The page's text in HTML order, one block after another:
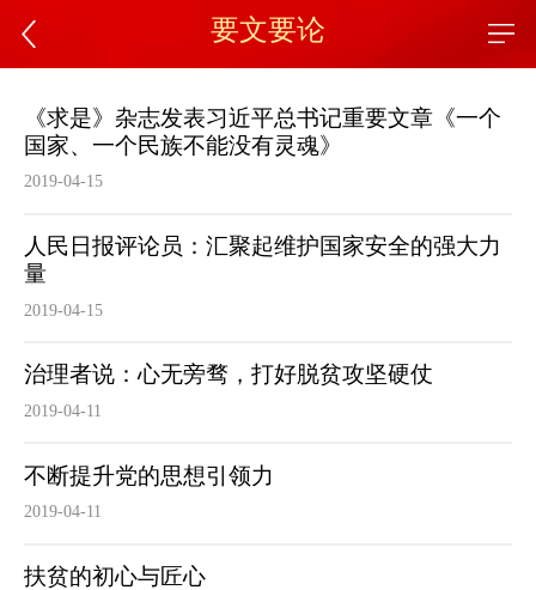
要文要论
《求是》杂志发表习近平总书记重要文章《一个
国家、一个民族不能没有灵魂》
2019-04-15
人民日报评论员：汇聚起维护国家安全的强大力
量
2019-04-15
治理者说：心无旁骛，打好脱贫攻坚硬仗
2019-04-11
不断提升党的思想引领力
2019-04-11
扶贫的初心与匠心